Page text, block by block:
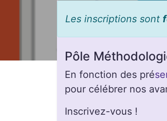
Les inscriptions sont
Pôle
En fonction des pré
pour célébrer nos
Inscrivez-vous !